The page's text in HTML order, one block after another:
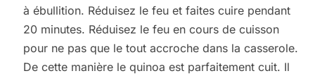
à ébullition. Réduisez le feu et faites cuire pendant
20 minutes. Réduisez le feu en cours de cuisson
pour ne pas que le tout accroche dans la casserole.
De cette manière le quinoa est parfaitement cuit. Il